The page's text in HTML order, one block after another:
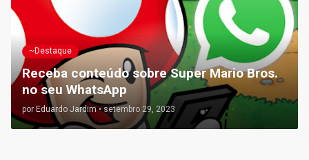
~Destaque
Receba conteúdo sobre Super Mario Bros.
no seu WhatsApp
por Eduardo Jardim • setembro 29, 2023